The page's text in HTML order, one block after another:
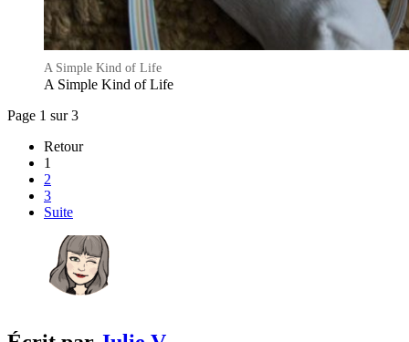
A Simple Kind of Life
A Simple Kind of Life
Page 1 sur 3
Retour
1
2
3
Suite